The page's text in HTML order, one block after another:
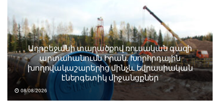
Ադրբեջանի տարածքով ռուսական գազի
արտահանումն Իրան. Խորհրդային
խողովակաշարերից մինչև եվրասիական
էներգետիկ միջանցքներ
08/08/2026